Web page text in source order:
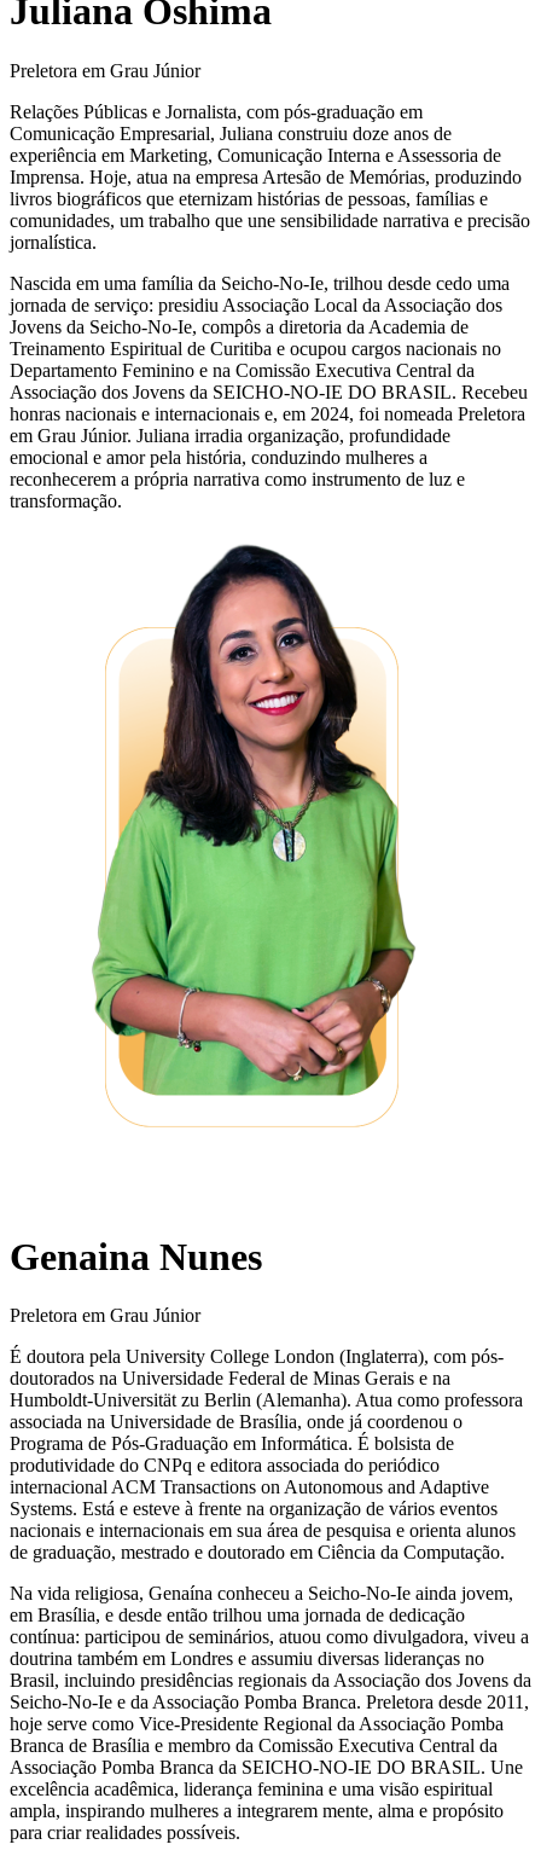
Juliana Oshima
Preletora em Grau Júnior
Relações Públicas e Jornalista, com pós-graduação em
Comunicação Empresarial, Juliana construiu doze anos de
experiência em Marketing, Comunicação Interna e Assessoria de
Imprensa. Hoje, atua na empresa Artesão de Memórias, produzindo
livros biográficos que eternizam histórias de pessoas, famílias e
comunidades, um trabalho que une sensibilidade narrativa e precisão
jornalística.
Nascida em uma família da Seicho-No-Ie, trilhou desde cedo uma
jornada de serviço: presidiu Associação Local da Associação dos
Jovens da Seicho-No-Ie, compôs a diretoria da Academia de
Treinamento Espiritual de Curitiba e ocupou cargos nacionais no
Departamento Feminino e na Comissão Executiva Central da
Associação dos Jovens da SEICHO-NO-IE DO BRASIL. Recebeu
honras nacionais e internacionais e, em 2024, foi nomeada Preletora
em Grau Júnior. Juliana irradia organização, profundidade
emocional e amor pela história, conduzindo mulheres a
reconhecerem a própria narrativa como instrumento de luz e
transformação.
Genaina Nunes
Preletora em Grau Júnior
É doutora pela University College London (Inglaterra), com pós-
doutorados na Universidade Federal de Minas Gerais e na
Humboldt-Universität zu Berlin (Alemanha). Atua como professora
associada na Universidade de Brasília, onde já coordenou o
Programa de Pós-Graduação em Informática. É bolsista de
produtividade do CNPq e editora associada do periódico
internacional ACM Transactions on Autonomous and Adaptive
Systems. Está e esteve à frente na organização de vários eventos
nacionais e internacionais em sua área de pesquisa e orienta alunos
de graduação, mestrado e doutorado em Ciência da Computação.
Na vida religiosa, Genaína conheceu a Seicho-No-Ie ainda jovem,
em Brasília, e desde então trilhou uma jornada de dedicação
contínua: participou de seminários, atuou como divulgadora, viveu a
doutrina também em Londres e assumiu diversas lideranças no
Brasil, incluindo presidências regionais da Associação dos Jovens da
Seicho-No-Ie e da Associação Pomba Branca. Preletora desde 2011,
hoje serve como Vice-Presidente Regional da Associação Pomba
Branca de Brasília e membro da Comissão Executiva Central da
Associação Pomba Branca da SEICHO-NO-IE DO BRASIL. Une
excelência acadêmica, liderança feminina e uma visão espiritual
ampla, inspirando mulheres a integrarem mente, alma e propósito
para criar realidades possíveis.